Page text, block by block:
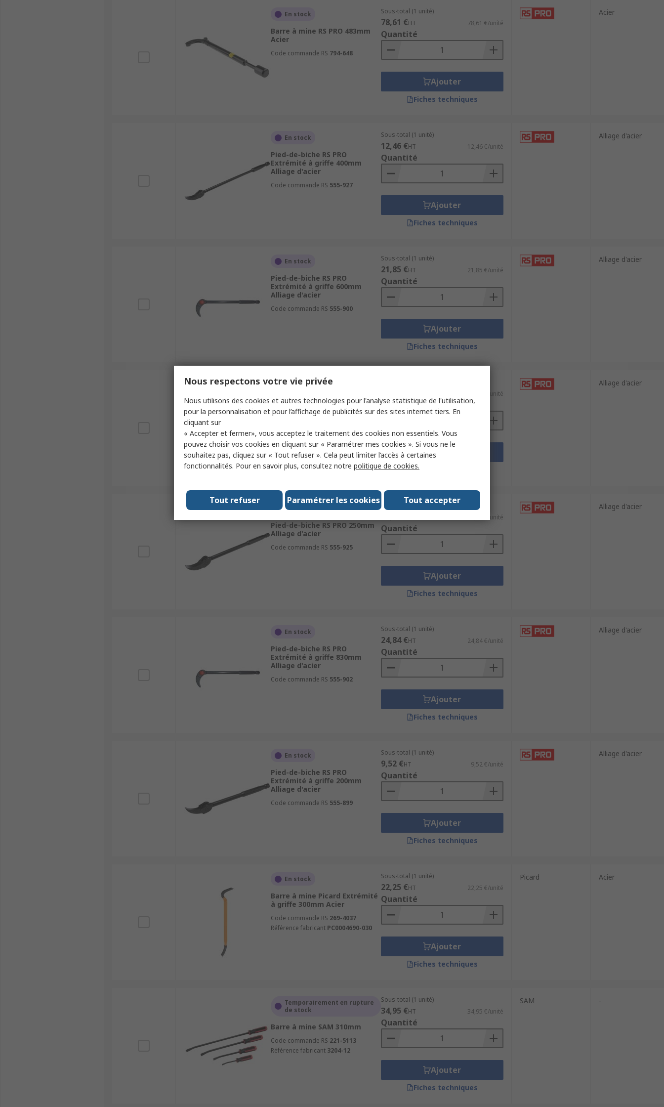
En stock
Barre à mine RS PRO 483mm
Acier
Code commande RS 794-648
Sous-total (1 unité)
78,61 €HT 78,61 €/unité
Quantité
Ajouter
Fiches techniques
Acier
En stock
Pied-de-biche RS PRO
Extrémité à griffe 400mm
Alliage d'acier
Code commande RS 555-927
Sous-total (1 unité)
12,46 €HT 12,46 €/unité
Quantité
Ajouter
Fiches techniques
Alliage d'acier
En stock
Pied-de-biche RS PRO
Extrémité à griffe 600mm
Alliage d'acier
Code commande RS 555-900
Sous-total (1 unité)
21,85 €HT 21,85 €/unité
Quantité
Ajouter
Fiches techniques
Alliage d'acier
En stock
Pied-de-biche RS PRO
Extrémité à griffe 830mm
Alliage d'acier
Code commande RS555-928
28,78 €/unité
Quantité
Ajouter
Fiches techniques
Alliage d'acier
En stock
Pied-de-biche RS PRO 250mm
Alliage d'acier
Code commande RS 555-925
Sous-total (1 unité)
10,10 €/unité
Quantité
Ajouter
Fiches techniques
Alliage d'acier
En stock
Pied-de-biche RS PRO
Extrémité à griffe 830mm
Alliage d'acier
Code commande RS 555-902
Sous-total (1 unité)
24,84 €HT 24,84 €/unité
Quantité
Ajouter
Fiches techniques
Alliage d'acier
En stock
Pied-de-biche RS PRO
Extrémité à griffe 200mm
Alliage d'acier
Code commande RS 555-899
Sous-total (1 unité)
9,52 €HT 9,52 €/unité
Quantité
Ajouter
Fiches techniques
Alliage d'acier
En stock
Barre à mine Picard Extrémité
à griffe 300mm Acier
Code commande RS 269-4037
Référence fabricant PC0004690-030
Sous-total (1 unité)
22,25 €HT 22,25 €/unité
Quantité
Ajouter
Fiches techniques
Picard Acier
Temporairement en rupture
de stock
Barre à mine SAM 310mm
Code commande RS 221-5113
Référence fabricant 3204-12
Sous-total (1 unité)
34,95 €HT 34,95 €/unité
Quantité
Ajouter
Fiches techniques
SAM -
Nous respectons votre vie privée
Nous utilisons des cookies et autres technologies pour l'analyse statistique de l'utilisation,
pour la personnalisation et pour l’affichage de publicités sur des sites internet tiers. En
cliquant sur
« Accepter et fermer», vous acceptez le traitement des cookies non essentiels. Vous
pouvez choisir vos cookies en cliquant sur « Paramétrer mes cookies ». Si vous ne le
souhaitez pas, cliquez sur « Tout refuser ». Cela peut limiter l’accès à certaines
fonctionnalités. Pour en savoir plus, consultez notre politique de cookies.
Tout accepter
Paramétrer les cookies
Tout refuser